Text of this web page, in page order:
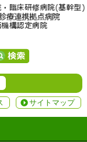
サイトマップ